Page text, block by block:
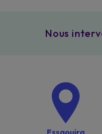
Nous
Essaouira